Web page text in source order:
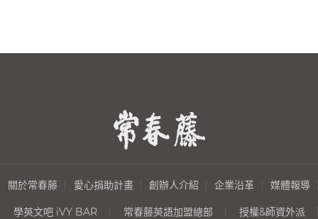
關於常春藤 愛心捐助計畫 創辦人介紹 企業沿革 媒體報導
學英文吧 iVY BAR 常春藤英語加盟總部 授權&師資外派